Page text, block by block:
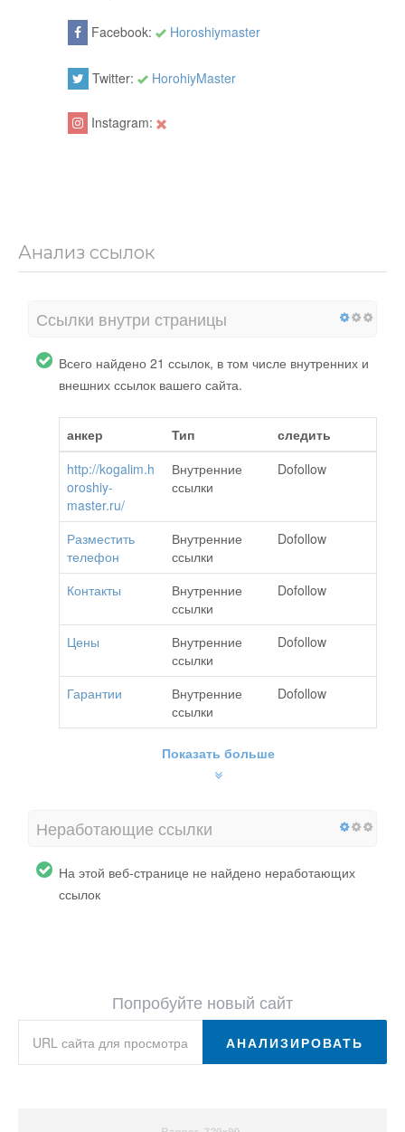
Facebook: Horoshiymaster
Twitter: HorohiyMaster
Instagram:
Анализ ссылок
Ссылки внутри страницы
Всего найдено 21 ссылок, в том числе внутренних и
внешних ссылок вашего сайта.
анкер Тип
следить
http://kogalim.h
oroshiy-
master.ru/
Внутренние
ссылки
Dofollow
Разместить
телефон
Внутренние
ссылки
Dofollow
Контакты
Внутренние
ссылки
Dofollow
Цены
Внутренние
ссылки
Dofollow
Гарантии
Внутренние
ссылки
Dofollow
Показать больше
Неработающие ссылки
На этой веб-странице не найдено неработающих
ссылок
Попробуйте новый сайт
АНАЛИЗИРОВАТЬ